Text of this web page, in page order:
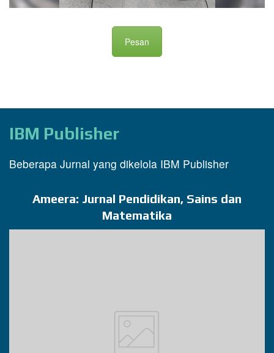
Pesan
IBM Publisher
Beberapa Jurnal yang dikelola IBM Publisher
Ameera: Jurnal Pendidikan, Sains dan
Matematika